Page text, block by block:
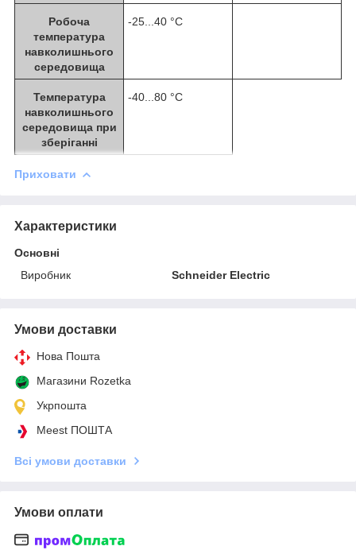
Робоча
температура
навколишнього
середовища
-25...40 °C
Температура
навколишнього
середовища при
зберіганні
-40...80 °C
Приховати
Характеристики
Основні
Виробник
Schneider Electric
Умови доставки
Нова Пошта
Магазини Rozetka
Укрпошта
Meest ПОШТА
Всі умови доставки
Умови оплати